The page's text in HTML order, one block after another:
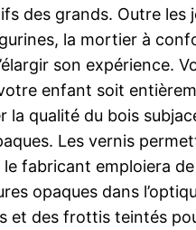
des grands. Outre les
la mortier à
son expérience.
enfant soit
la qualité du bois
Les vernis
le fabricant emploiera
opaques dans
et des frottis teintés